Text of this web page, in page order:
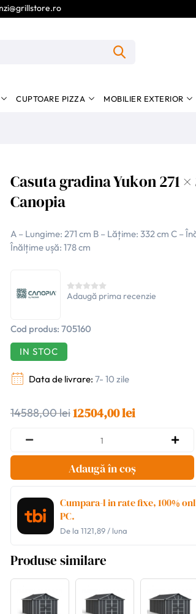
CUPTOARE PIZZA MOBILIER EXTERIOR
Casuta gradina Yukon 271
Canopia
A – Lungime: 271 cm B – Lățime: 332 cm C –
Înălțime ușă: 178 cm
Adaugă prima recenzie
Cod produs: 705160
IN STOC
Data de livrare: 7- 10 zile
14588,00 lei12504,00 lei
Adaugă în coș
Cumpara-l in rate fixe, 100%
PC.
De la 1121,89/ luna
Produse similare